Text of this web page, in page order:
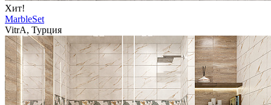
Хит!
MarbleSet
VitrA, Турция